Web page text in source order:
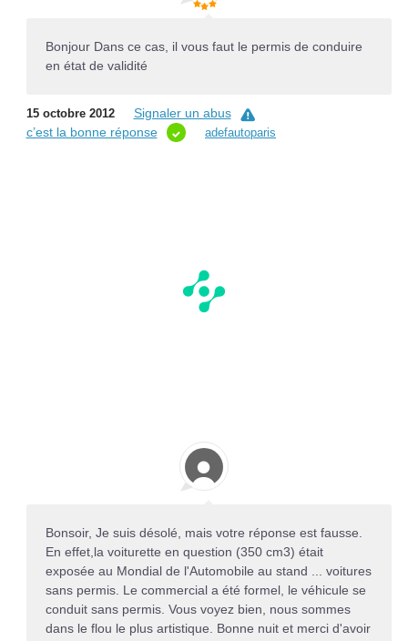
Bonjour Dans ce cas, il vous faut le permis de conduire
en état de validité
15 octobre 2012
Signaler un abus
c’est la bonne réponse
adefautoparis
Bonsoir, Je suis désolé, mais votre réponse est fausse.
En effet,la voiturette en question (350 cm3) était
exposée au Mondial de l'Automobile au stand ... voitures
sans permis. Le commercial a été formel, le véhicule se
conduit sans permis. Vous voyez bien, nous sommes
dans le flou le plus artistique. Bonne nuit et merci d'avoir